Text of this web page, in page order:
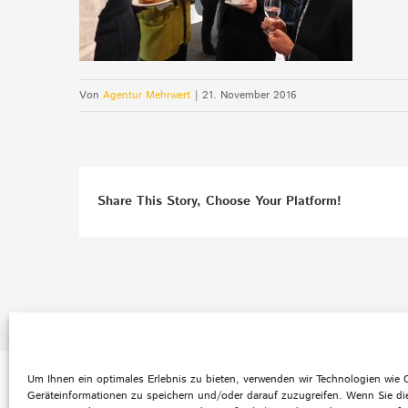
Um Ihnen ein optimales Erlebnis zu bieten, verwenden wir Technologien wie
Geräteinformationen zu speichern und/oder darauf zuzugreifen. Wenn Sie
Von Agentur Mehrwert | 21. November 2016
Share This Story, Choose Your Platform!
Default Footer Text